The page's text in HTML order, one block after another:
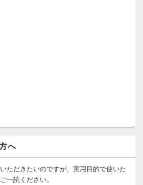
へ
ただきたいのですが、実用目的で使いた
一読ください。